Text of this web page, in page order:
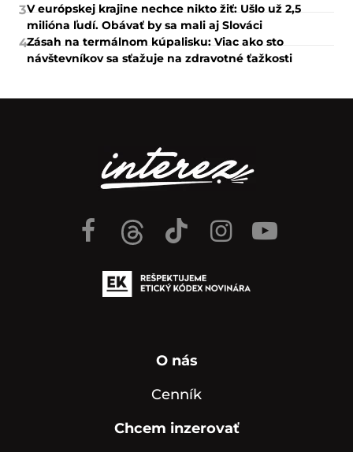
3V európskej krajine nechce nikto žiť: Ušlo už 2,5
milióna ľudí. Obávať by sa mali aj Slováci
4Zásah na termálnom kúpalisku: Viac ako sto
návštevníkov sa sťažuje na zdravotné ťažkosti
O nás
Cenník
Chcem inzerovať